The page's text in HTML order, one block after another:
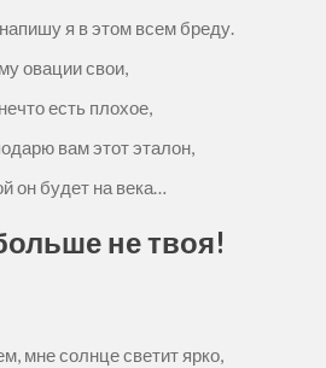
я в этом всем бреду.
овации свои,
есть плохое,
вам этот эталон,
он будет на века…
не твоя!
мне солнце светит ярко,